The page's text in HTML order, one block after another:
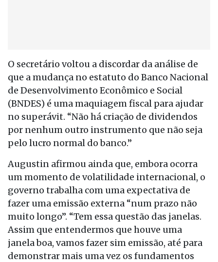
O secretário voltou a discordar da análise de
que a mudança no estatuto do Banco Nacional
de Desenvolvimento Econômico e Social
(BNDES) é uma maquiagem fiscal para ajudar
no superávit. “Não há criação de dividendos
por nenhum outro instrumento que não seja
pelo lucro normal do banco.”
Augustin afirmou ainda que, embora ocorra
um momento de volatilidade internacional, o
governo trabalha com uma expectativa de
fazer uma emissão externa “num prazo não
muito longo”. “Tem essa questão das janelas.
Assim que entendermos que houve uma
janela boa, vamos fazer sim emissão, até para
demonstrar mais uma vez os fundamentos